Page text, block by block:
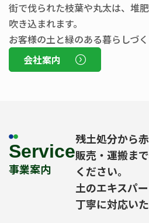
街で伐られた枝葉や丸太は、堆
吹き込まれます。
お客様の土と緑のある暮らしづ
会社案内
Service
事業案内
残土処分から
販売・運搬ま
ください。
土のエキスパ
丁寧に対応いた